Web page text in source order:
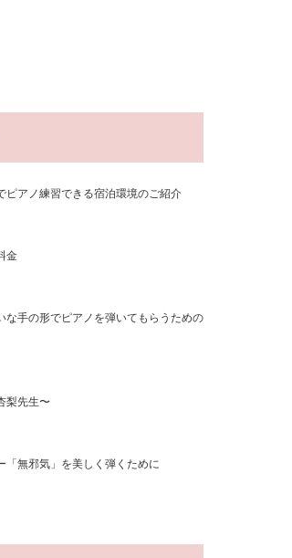
ピアノ練習できる宿泊環境のご紹介
金
な手の形でピアノを弾いてもらうための
梨先生〜
「無邪気」を美しく弾くために